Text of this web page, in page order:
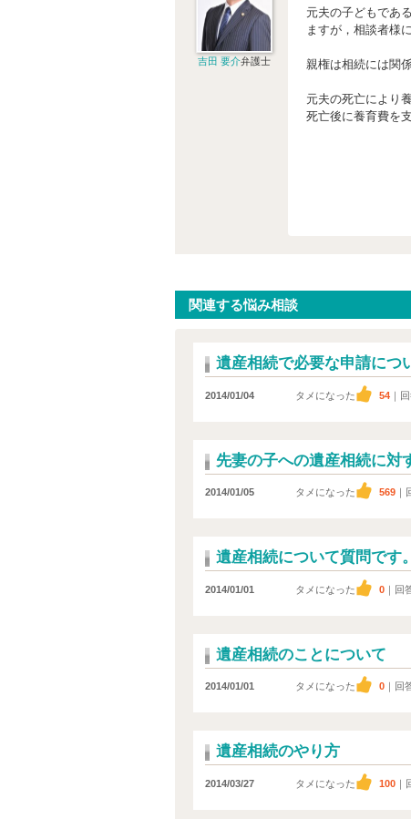
吉田 要介弁護士
元夫の子どもであ
ますが，相談者様
親権は相続には関
元夫の死亡により
死亡後に養育費を
関連する悩み相談
遺産相続で必要な申請につ
2014/01/04 タメになった 54 ｜
先妻の子への遺産相続に対
2014/01/05 タメになった 569 ｜
遺産相続について質問です。
2014/01/01 タメになった 0 ｜回
遺産相続のことについて
2014/01/01 タメになった 0 ｜回
遺産相続のやり方
2014/03/27 タメになった 100 ｜